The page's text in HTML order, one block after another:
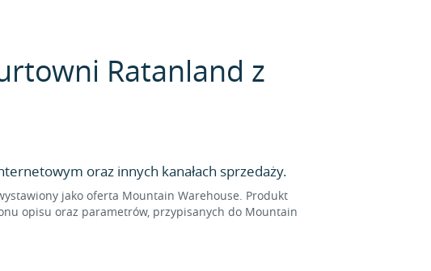
Ratanland z
oraz innych kanałach sprzedaży.
jako oferta Mountain Warehouse. Produkt
opisu oraz parametrów, przypisanych do Mountain